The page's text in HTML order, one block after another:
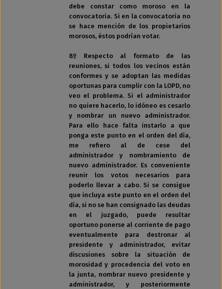
debe constar como moroso en la
convocatoria. Si en la convocatoria no
se hace mención de los propietarios
morosos, éstos podrían votar.
8º Respecto al formato de las
reuniones, si todos los vecinos están
conformes y se adoptan las medidas
oportunas para cumplir con la LOPD, no
veo el problema. Si el administrador
no quiere hacerlo, lo idóneo es cesarlo
y nombrar un nuevo administrador.
Para ello hace falta instarlo a que
ponga este punto en el orden del día,
me refiero al de cese del
administrador y nombramiento de
nuevo administrador. Es conveniente
reunir los votos necesarios para
poderlo llevar a cabo. Si se consigue
que incluya este punto en el orden del
día, si no se han consignado las deudas
en el juzgado, puede resultar
oportuno ponerse al corriente de pago
eventualmente para destronar al
presidente y administrador, evitar
discusiones sobre la situación de
morosidad y procedencia del voto en
la junta, nombrar nuevo presidente y
administrador, y posteriormente